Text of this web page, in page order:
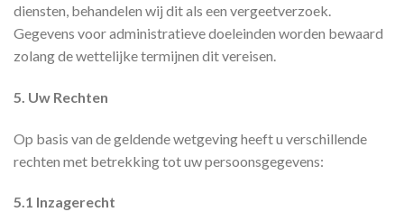
diensten, behandelen wij dit als een vergeetverzoek.
Gegevens voor administratieve doeleinden worden bewaard
zolang de wettelijke termijnen dit vereisen.
5. Uw Rechten
Op basis van de geldende wetgeving heeft u verschillende
rechten met betrekking tot uw persoonsgegevens:
5.1 Inzagerecht